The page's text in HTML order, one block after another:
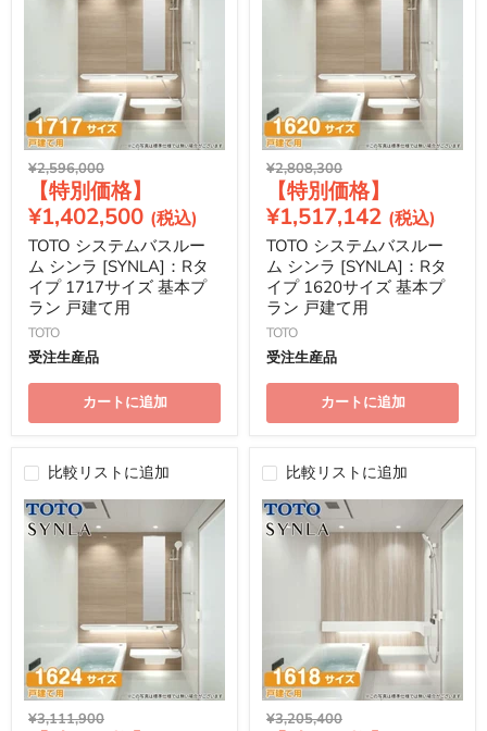
元
価
格
¥2,596,000
在
の
価
格
¥1,402,500
TOTO システムバスルー
ム シンラ [SYNLA]：Rタ
イプ 1717サイズ 基本プ
ラン 戸建て用
TOTO
受注生産品
カートに追加
元
価
格
¥2,808,300
在
の
価
格
¥1,517,142
TOTO システムバスルー
ム シンラ [SYNLA]：Rタ
イプ 1620サイズ 基本プ
ラン 戸建て用
TOTO
受注生産品
カートに追加
比較リストに追加
元
¥3,111,900
比較リストに追加
元
¥3,205,400